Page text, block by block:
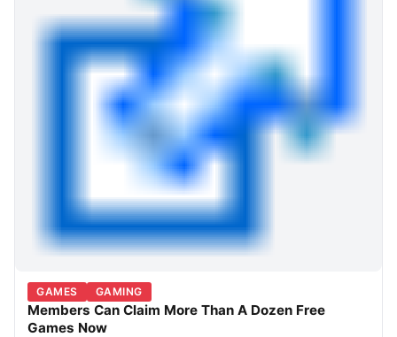
GAMES GAMING
Members Can Claim More Than A Dozen Free
Games Now